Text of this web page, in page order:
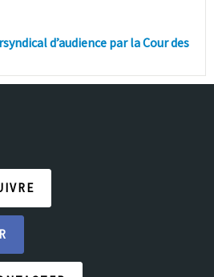
d’audience par la Cour des